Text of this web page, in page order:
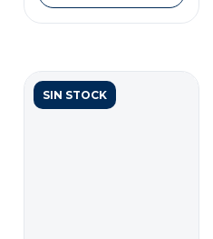
SIN STOCK